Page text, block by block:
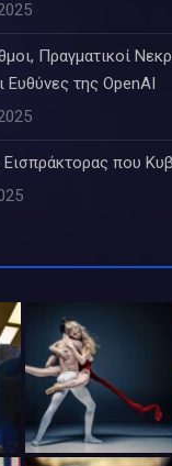
Πραγματικοί
Ευθύνες της OpenAI
που